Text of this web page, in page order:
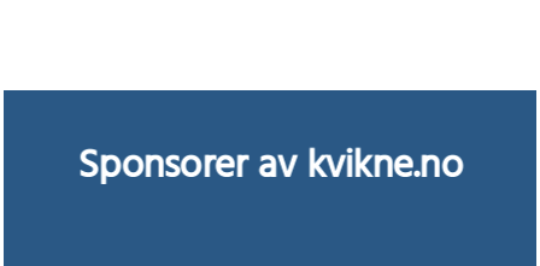
Sponsorer av kvikne.no